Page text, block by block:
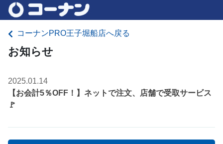
コーナンPRO王子堀船店へ戻る
お知らせ
2025.01.14
【お会計5％OFF！】ネットで注文、店舗で受取サービス
🚩